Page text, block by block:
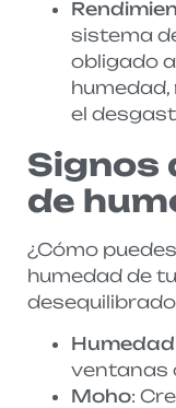
sistema
obligado
el
Signos
de
¿Cómo
humedad de
ventanas
Moho: